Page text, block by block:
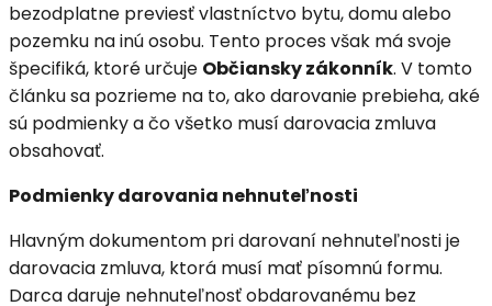
bezodplatne previesť vlastníctvo bytu, domu alebo
pozemku na inú osobu. Tento proces však má svoje
špecifiká, ktoré určuje Občiansky zákonník. V tomto
článku sa pozrieme na to, ako darovanie prebieha, aké
sú podmienky a čo všetko musí darovacia zmluva
obsahovať.
Podmienky darovania nehnuteľnosti
Hlavným dokumentom pri darovaní nehnuteľnosti je
darovacia zmluva, ktorá musí mať písomnú formu.
Darca daruje nehnuteľnosť obdarovanému bez